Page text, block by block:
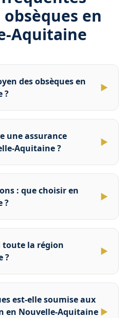
en
Aquitaine
des obsèques en
?
▶
une assurance
Aquitaine ?
▶
: que choisir en
?
▶
toute la région
?
▶
est-elle soumise aux
en Nouvelle-Aquitaine ▶